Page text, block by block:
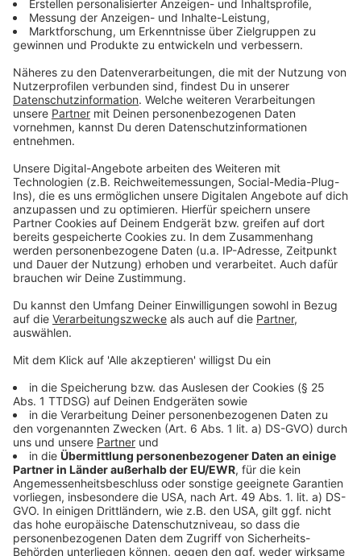
Durch die zwei neuen Fahrräder entfallen jetzt aber
Graf-Galen-Platz. Die wupsi will die öffentliche
Mobilität in den Wohngebieten in Leverkusen aber
insgesamt verbessern.
Weitere Nachrichten aus Leverkusen
Anzeige
Opladen
Anzeige